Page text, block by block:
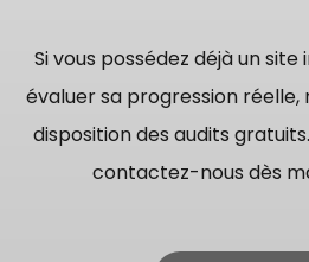
Si vous possédez déjà un
évaluer sa progression
disposition des audits
contactez-nous dès